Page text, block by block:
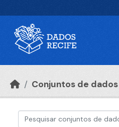
Conjuntos de dados